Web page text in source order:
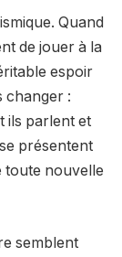
Quand
de jouer à la
espoir
changer :
ils parlent et
présentent
toute nouvelle
semblent